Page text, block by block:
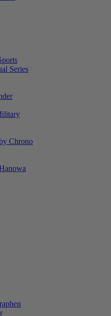
Series
Chrono